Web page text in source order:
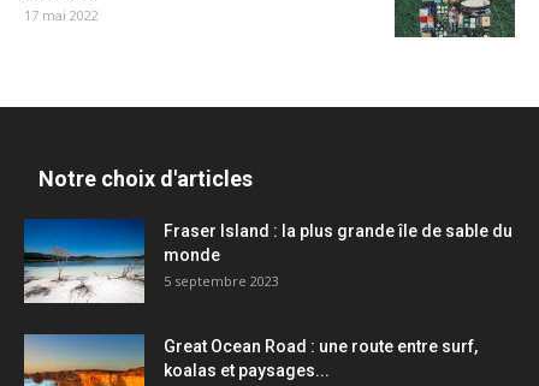
17 mai 2022
Notre choix d'articles
Fraser Island : la plus grande île de sable du
monde
5 septembre 2023
Great Ocean Road : une route entre surf,
koalas et paysages...